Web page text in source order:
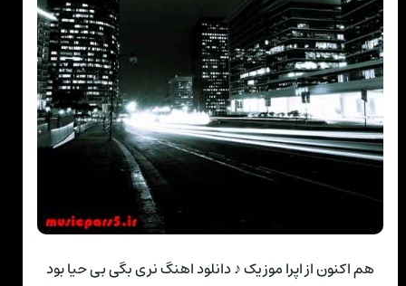
هم اکنون از اپرا موزیک ♪ دانلود اهنگ نری بگی بی حیا بود